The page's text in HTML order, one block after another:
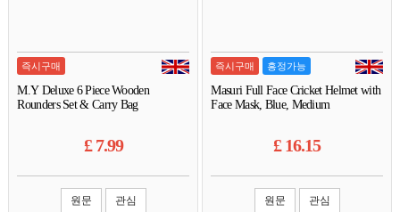
즉시구매
M.Y Deluxe 6 Piece Wooden
Rounders Set & Carry Bag
£7.99
원문 관심
즉시구매 흥정가능
Masuri Full Face Cricket Helmet with
Face Mask, Blue, Medium
£16.15
원문 관심